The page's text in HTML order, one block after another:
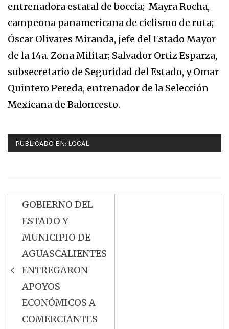
entrenadora estatal de boccia; Mayra Rocha,
campeona panamericana de ciclismo de ruta;
Óscar Olivares Miranda, jefe del Estado Mayor
de la 14a. Zona Militar; Salvador Ortiz Esparza,
subsecretario de Seguridad del Estado, y Omar
Quintero Pereda, entrenador de la Selección
Mexicana de Baloncesto.
PUBLICADO EN: LOCAL
Navegación
de
entradas
GOBIERNO DEL
ESTADO Y
MUNICIPIO DE
AGUASCALIENTES
ENTREGARON
APOYOS
ECONÓMICOS A
COMERCIANTES